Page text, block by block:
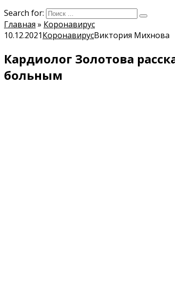
Search for:
Главная » Коронавирус
10.12.2021КоронавирусВиктория Михнова
Кардиолог Золотова
больным